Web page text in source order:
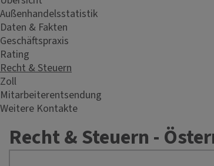
Außenhandelsstatistik
Daten & Fakten
Geschäftspraxis
Rating
Recht & Steuern
Zoll
Mitarbeiterentsendung
Weitere Kontakte
Recht & Steuern -